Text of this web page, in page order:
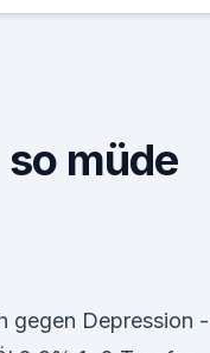
müde
gegen Depression -